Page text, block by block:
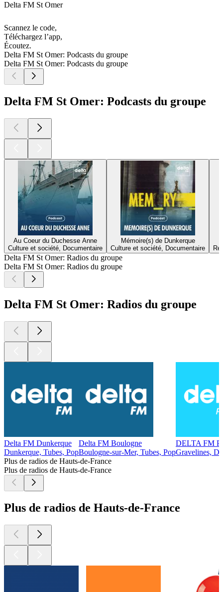
Delta FM St Omer
Scannez le code,
Téléchargez l’app,
Écoutez.
Delta FM St Omer: Podcasts du groupe
Delta FM St Omer: Podcasts du groupe
Delta FM St Omer: Podcasts du groupe
Au Coeur du Duchesse Anne
Culture et société, Documentaire
Mémoire(s) de Dunkerque
Culture et société, Documentaire
Delta FM St Omer: Radios du groupe
Delta FM St Omer: Radios du groupe
Delta FM St Omer: Radios du groupe
Delta FM Dunkerque
Dunkerque, Tubes, Pop
Delta FM Boulogne
Boulogne-sur-Mer, Tubes, Pop
DELTA FM
Gravelines,
Plus de radios de Hauts-de-France
Plus de radios de Hauts-de-France
Plus de radios de Hauts-de-France